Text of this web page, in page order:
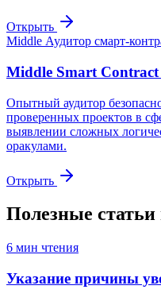
Открыть
Middle Аудитор смарт-
Middle Smart
Опытный аудитор
проверенных проектов в
выявлении сложных
оракулами.
Открыть
Полезные статьи
6 мин чтения
Указание причины